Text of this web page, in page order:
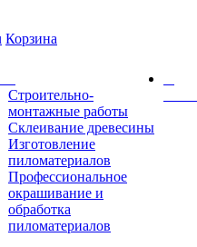
Корзина
Строительно-
монтажные работы
Склеивание древесины
Изготовление
пиломатериалов
Профессиональное
окрашивание и
обработка
пиломатериалов